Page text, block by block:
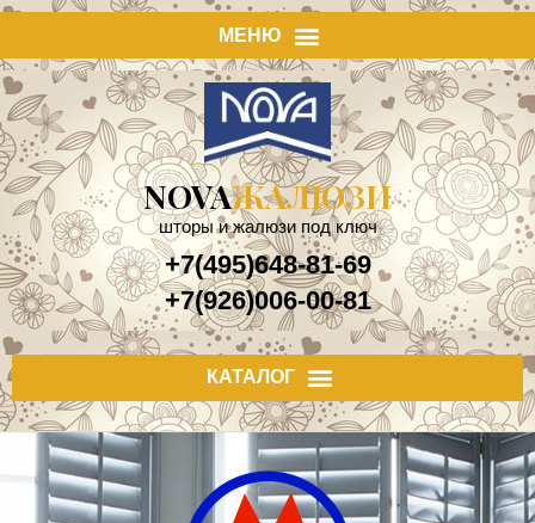
NOVAЖАЛЮЗИ
шторы и жалюзи под ключ
+7(495)648-81-69
+7(926)006-00-81